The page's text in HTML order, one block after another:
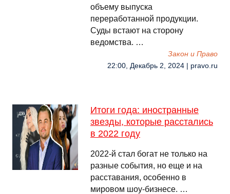
объему выпуска
переработанной продукции.
Суды встают на сторону
ведомства. …
Закон и Право
22:00, Декабрь 2, 2024 | pravo.ru
Итоги года: иностранные
звезды, которые расстались
в 2022 году
2022-й стал богат не только на
разные события, но еще и на
расставания, особенно в
мировом шоу-бизнесе. …